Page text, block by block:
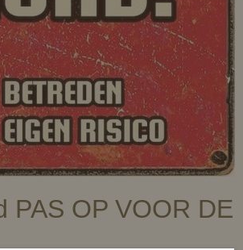
PAS OP VOOR DE